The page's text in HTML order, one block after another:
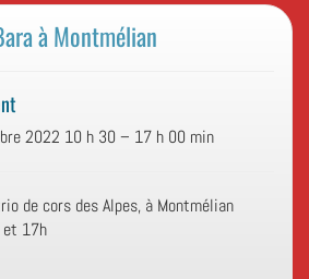
à Montmélian
2022 10 h 30 – 17 h 00 min
de cors des Alpes, à Montmélian
17h